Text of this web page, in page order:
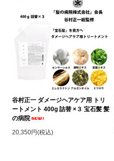
谷村正一 ダメージヘアケア用 トリ
ートメント 400g 詰替 ×３ 宝石髪 髪
の病院
20,350円(税込)